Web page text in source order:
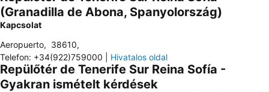
(Granadilla de Abona, Spanyolország)
Kapcsolat
Aeropuerto, 38610,
Telefon: +34(922)759000 Hivatalos oldal
Repülőtér de Tenerife Sur Reina Sofía -
Gyakran ismételt kérdések